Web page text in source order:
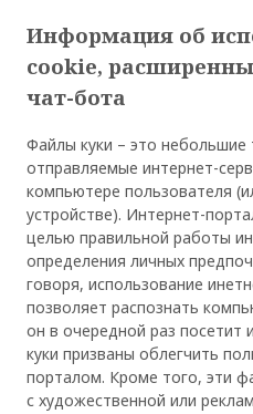
Информация об
cookie,
чат-бота
Файлы куки – это
отправляемые интернет-
компьютере пользователя
устройстве). Интернет-
целью правильной работы
определения личных
говоря, использование
позволяет распознать
он в очередной раз посетит
куки призваны облегчить
порталом. Кроме того, эти
с художественной или